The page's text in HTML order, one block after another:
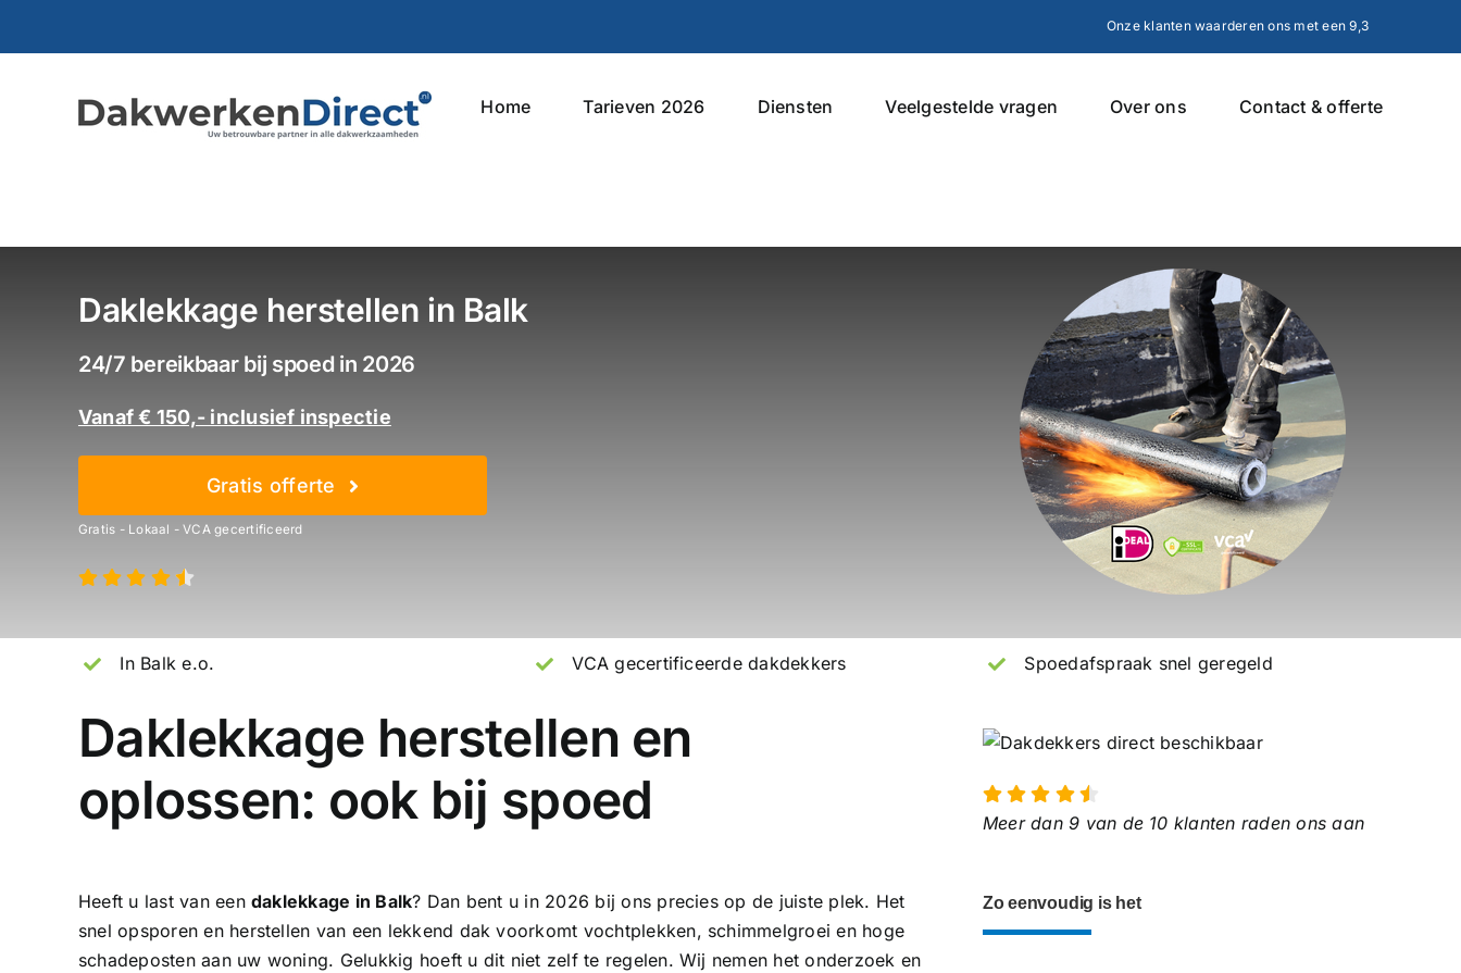
Onze klanten waarderen ons met een 9,3
Home Tarieven 2026 Diensten Veelgestelde vragen Over ons Contact & offerte
Daklekkage herstellen in Balk
24/7 bereikbaar bij spoed in 2026
Vanaf € 150,- inclusief inspectie
Gratis offerte
Gratis - Lokaal - VCA gecertificeerd
In Balk e.o. VCA gecertificeerde dakdekkers Spoedafspraak snel geregeld
Daklekkage herstellen en
oplossen: ook bij spoed
Heeft u last van een daklekkage in Balk? Dan bent u in 2026 bij ons precies op de juiste plek. Het
snel opsporen en herstellen van een lekkend dak voorkomt vochtplekken, schimmelgroei en hoge
schadeposten aan uw woning. Gelukkig hoeft u dit niet zelf te regelen. Wij nemen het onderzoek en
Meer dan 9 van de 10 klanten raden ons aan
Zo eenvoudig is het